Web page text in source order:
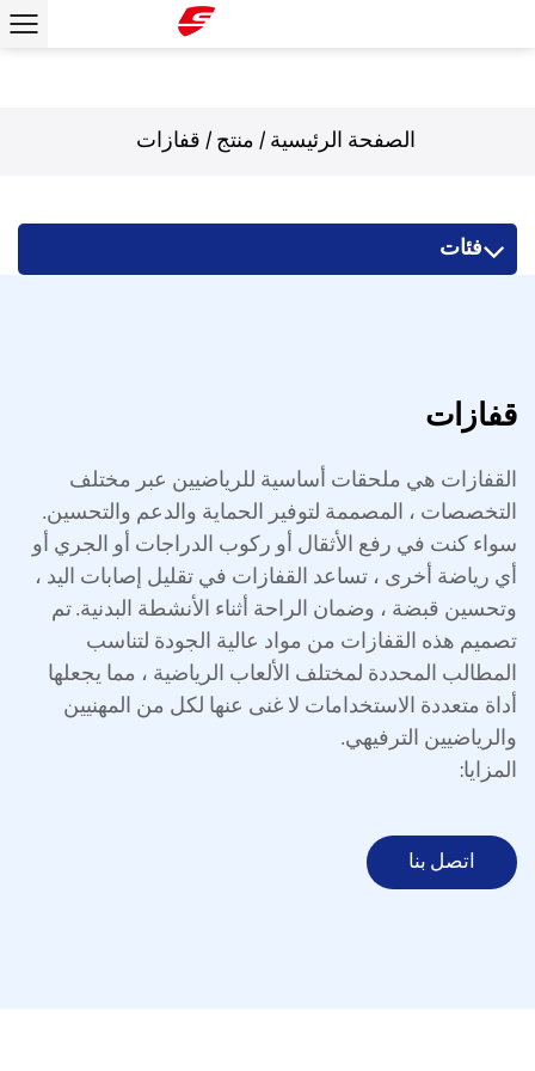
الصفحة الرئيسية/منتج/قفازات
فئات
قفازات
القفازات هي ملحقات أساسية للرياضيين عبر مختلف
التخصصات ، المصممة لتوفير الحماية والدعم والتحسين.
سواء كنت في رفع الأثقال أو ركوب الدراجات أو الجري أو
أي رياضة أخرى ، تساعد القفازات في تقليل إصابات اليد ،
وتحسين قبضة ، وضمان الراحة أثناء الأنشطة البدنية. تم
تصميم هذه القفازات من مواد عالية الجودة لتناسب
المطالب المحددة لمختلف الألعاب الرياضية ، مما يجعلها
أداة متعددة الاستخدامات لا غنى عنها لكل من المهنيين
والرياضيين الترفيهي.
المزايا:
واحدة من الفوائد الرئيسية للقفازات هو تحسين قبضة التي
تقدمها. فالكثير من الالعاب الرياضية، وخصوصا تلك التي
تتضمن معدات مثل الاوزان، المضرب، او الدراجات، تتطلب
اتصل بنا